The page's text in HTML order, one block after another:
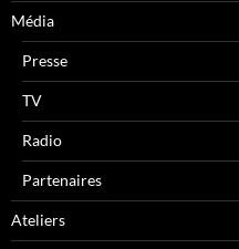
Média
Presse
TV
Radio
Partenaires
Ateliers